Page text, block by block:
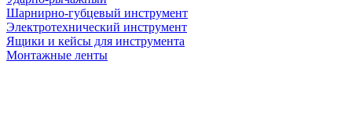
Шарнирно-губцевый инструмент
Электротехнический инструмент
Ящики и кейсы для инструмента
Монтажные ленты